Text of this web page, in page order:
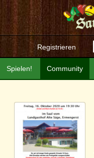
Registrieren
Community
Spielen!